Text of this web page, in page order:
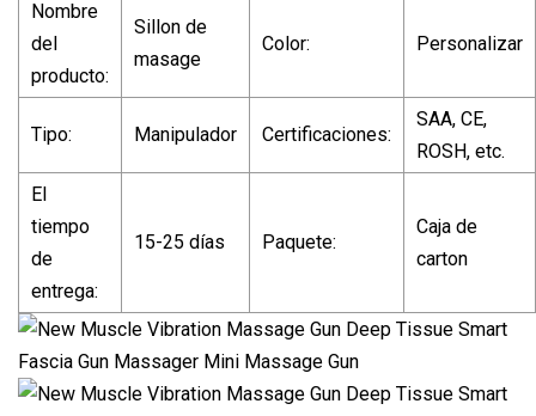
Nombre
del
producto:
Sillon de
masage
Color: Personalizar
Tipo: Manipulador Certificaciones:
SAA, CE,
ROSH, etc.
El
tiempo
de
entrega:
15-25 días Paquete:
Caja de
carton